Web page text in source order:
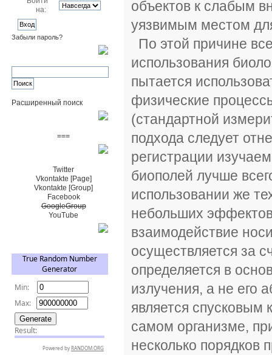
на:
Забыли пароль?
Расширенный поиск
===
Twitter
Vkontakte [Page]
Vkontakte [Group]
Facebook
GoogleGroup
YouTube
объектов к слабым
уязвимым местом
По этой причине
использования
пытается
физические
(стандартной
подхода следует
регистрации
биополей лучше
использовании же
небольших
взаимодействие
осуществляется за
определяется в
излучения, а не его
является
самом организме,
несколько